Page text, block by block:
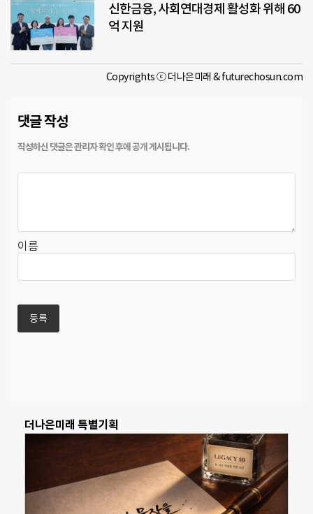
신한금융, 사회연대경제 활성화 위해 60
억 지원
Copyrights ⓒ 더나은미래 & futurechosun.com
댓글 작성
이름
더나은미래 특별기획